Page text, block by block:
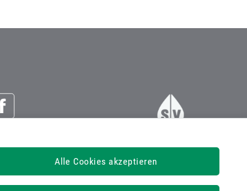
Alle Cookies akzeptieren
Österreichische Sozialversicherung
Dachverband der Sozialversicherungsträger